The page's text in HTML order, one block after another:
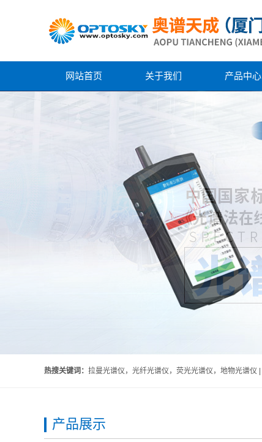
网站首页 关于我们 产品中心
热搜关键词： 拉曼光谱仪，光纤光谱仪，荧光光谱仪，地物光谱仪 |
产品展示